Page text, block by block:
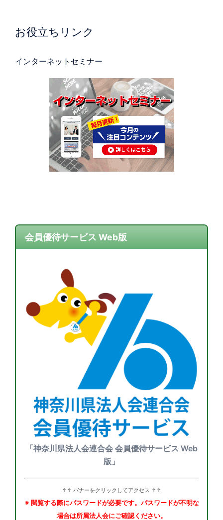
お役立ちリンク
インターネットセミナー
会員優待サービス Web版
「神奈川県法人会連合会 会員優待サービス Web
版」
↑↑ バナーをクリックしてアクセス ↑↑
※ 閲覧する際にパスワードが必要です。パスワードが不明な
場合は所属法人会にご確認ください。